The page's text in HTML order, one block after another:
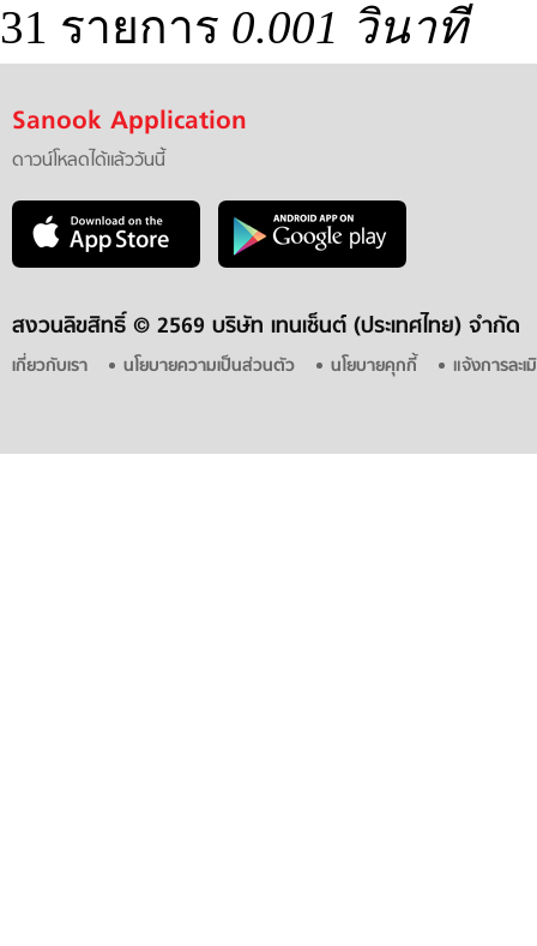
31 รายการ 0.001 วินาที
Sanook Application
ดาวน์โหลดได้แล้ววันนี้
สงวนลิขสิทธิ์ © 2569 บริษัท เทนเซ็นต์ (ประเทศไทย) จำกัด
เกี่ยวกับเรา นโยบายความเป็นส่วนตัว นโยบายคุกกี้ แจ้งการละ